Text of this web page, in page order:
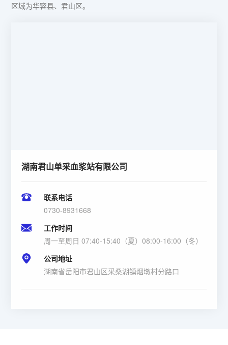
区域为华容县、君山区。
湖南君山单采血浆站有限公司
联系电话
0730-8931668
工作时间
周一至周日 07:40-15:40（夏）08:00-16:00（冬）
公司地址
湖南省岳阳市君山区采桑湖镇烟墩村分路口